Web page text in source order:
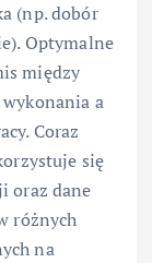
(np. dobór
Optymalne
między
a
Coraz
się
oraz dane
różnych
na